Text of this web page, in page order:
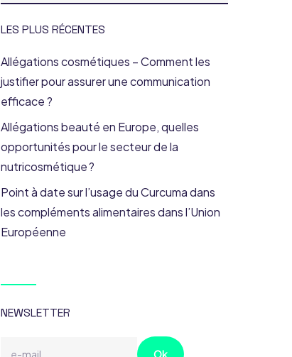
LES PLUS RÉCENTES
Allégations cosmétiques – Comment les
justifier pour assurer une communication
efficace ?
Allégations beauté en Europe, quelles
opportunités pour le secteur de la
nutricosmétique ?
Point à date sur l’usage du Curcuma dans
les compléments alimentaires dans l’Union
Européenne
NEWSLETTER